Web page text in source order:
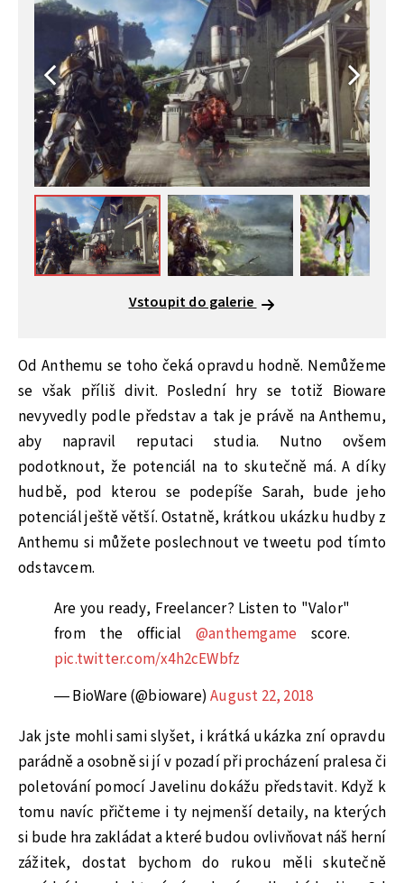
Vstoupit do galerie
Od Anthemu se toho čeká opravdu hodně. Nemůžeme
se však příliš divit. Poslední hry se totiž Bioware
nevyvedly podle představ a tak je právě na Anthemu,
aby napravil reputaci studia. Nutno ovšem
podotknout, že potenciál na to skutečně má. A díky
hudbě, pod kterou se podepíše Sarah, bude jeho
potenciál ještě větší. Ostatně, krátkou ukázku hudby z
Anthemu si můžete poslechnout ve tweetu pod tímto
odstavcem.
Are you ready, Freelancer? Listen to "Valor"
from the official @anthemgame score.
pic.twitter.com/x4h2cEWbfz
— BioWare (@bioware)August 22, 2018
Jak jste mohli sami slyšet, i krátká ukázka zní opravdu
parádně a osobně si jí v pozadí při procházení pralesa či
poletování pomocí Javelinu dokážu představit. Když k
tomu navíc přičteme i ty nejmenší detaily, na kterých
si bude hra zakládat a které budou ovlivňovat náš herní
zážitek, dostat bychom do rukou měli skutečně